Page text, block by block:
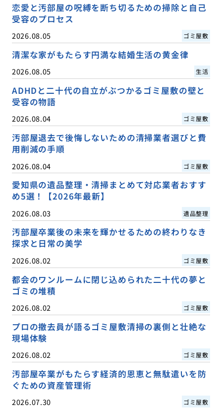
恋愛と汚部屋の呪縛を断ち切るための掃除と自己
受容のプロセス
2026.08.05 ゴミ屋敷
清潔な家がもたらす円満な結婚生活の黄金律
2026.08.05 生活
ADHDと二十代の自立がぶつかるゴミ屋敷の壁と
受容の物語
2026.08.04 ゴミ屋敷
汚部屋退去で後悔しないための清掃業者選びと費
用削減の手順
2026.08.04 ゴミ屋敷
愛知県の遺品整理・清掃まとめて対応業者おすす
め5選！【2026年最新】
2026.08.03 遺品整理
汚部屋卒業後の未来を輝かせるための終わりなき
探求と日常の美学
2026.08.02 ゴミ屋敷
都会のワンルームに閉じ込められた二十代の夢と
ゴミの堆積
2026.08.02 ゴミ屋敷
プロの撤去員が語るゴミ屋敷清掃の裏側と壮絶な
現場体験
2026.08.02 ゴミ屋敷
汚部屋卒業がもたらす経済的恩恵と無駄遣いを防
ぐための資産管理術
2026.07.30 ゴミ屋敷